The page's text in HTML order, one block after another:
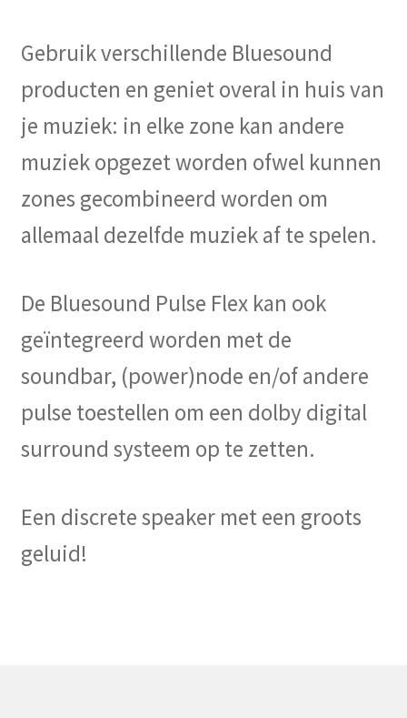
Gebruik verschillende Bluesound
producten en geniet overal in huis van
je muziek: in elke zone kan andere
muziek opgezet worden ofwel kunnen
zones gecombineerd worden om
allemaal dezelfde muziek af te spelen.
De Bluesound Pulse Flex kan ook
geïntegreerd worden met de
soundbar, (power)node en/of andere
pulse toestellen om een dolby digital
surround systeem op te zetten.
Een discrete speaker met een groots
geluid!